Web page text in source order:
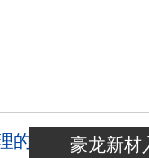
豪龙新材
的专用磷化剂